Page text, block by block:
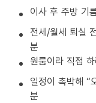
이사 후 주방 기
전세/월세 퇴실
분
원룸이라 직접
일정이 촉박해 “
분